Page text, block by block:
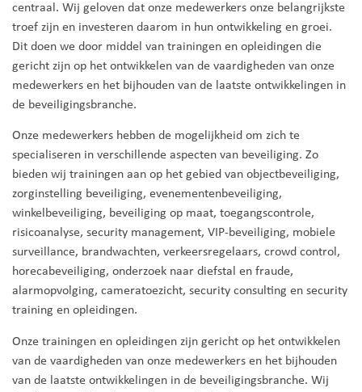
centraal. Wij geloven dat onze medewerkers onze belangrijkste
troef zijn en investeren daarom in hun ontwikkeling en groei.
Dit doen we door middel van trainingen en opleidingen die
gericht zijn op het ontwikkelen van de vaardigheden van onze
medewerkers en het bijhouden van de laatste ontwikkelingen in
de beveiligingsbranche.
Onze medewerkers hebben de mogelijkheid om zich te
specialiseren in verschillende aspecten van beveiliging. Zo
bieden wij trainingen aan op het gebied van objectbeveiliging,
zorginstelling beveiliging, evenementenbeveiliging,
winkelbeveiliging, beveiliging op maat, toegangscontrole,
risicoanalyse, security management, VIP-beveiliging, mobiele
surveillance, brandwachten, verkeersregelaars, crowd control,
horecabeveiliging, onderzoek naar diefstal en fraude,
alarmopvolging, cameratoezicht, security consulting en security
training en opleidingen.
Onze trainingen en opleidingen zijn gericht op het ontwikkelen
van de vaardigheden van onze medewerkers en het bijhouden
van de laatste ontwikkelingen in de beveiligingsbranche. Wij